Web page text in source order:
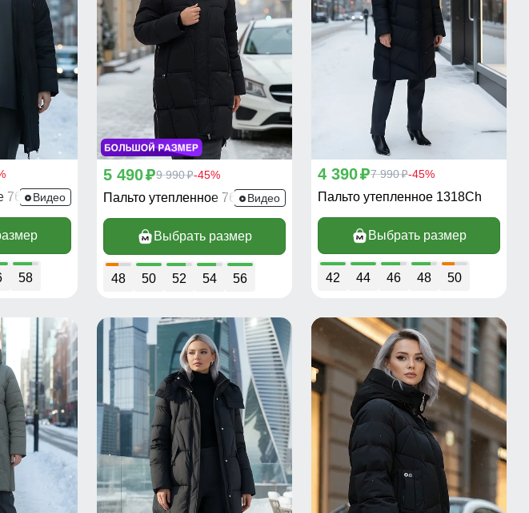
7699Ch
Видео
58
5 490p9 990p-45%
Пальто утепленное 7630Ch
Видео
Выбрать размер
48 50 52 54 56
4 390p7 990p-45%
Пальто утепленное 1318Ch
Выбрать размер
42 44 46 48 50